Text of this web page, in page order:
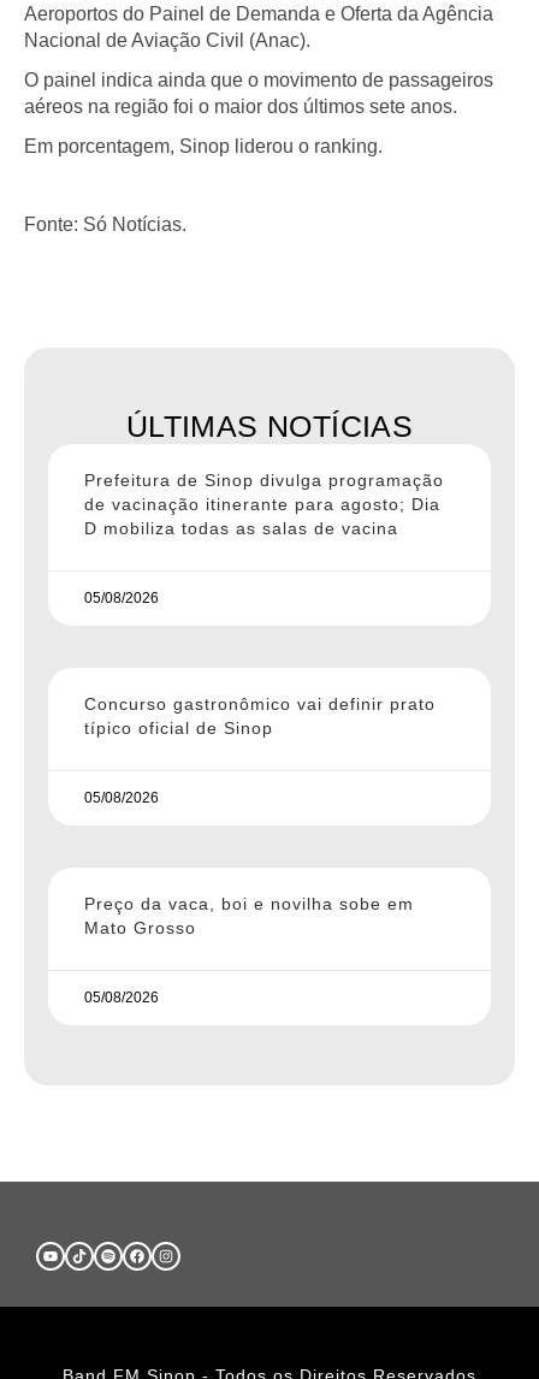
Aeroportos do Painel de Demanda e Oferta da Agência
Nacional de Aviação Civil (Anac).
O painel indica ainda que o movimento de passageiros
aéreos na região foi o maior dos últimos sete anos.
Em porcentagem, Sinop liderou o ranking.
Fonte: Só Notícias.
ÚLTIMAS NOTÍCIAS
Prefeitura de Sinop divulga programação
de vacinação itinerante para agosto; Dia
D mobiliza todas as salas de vacina
05/08/2026
Concurso gastronômico vai definir prato
típico oficial de Sinop
05/08/2026
Preço da vaca, boi e novilha sobe em
Mato Grosso
05/08/2026